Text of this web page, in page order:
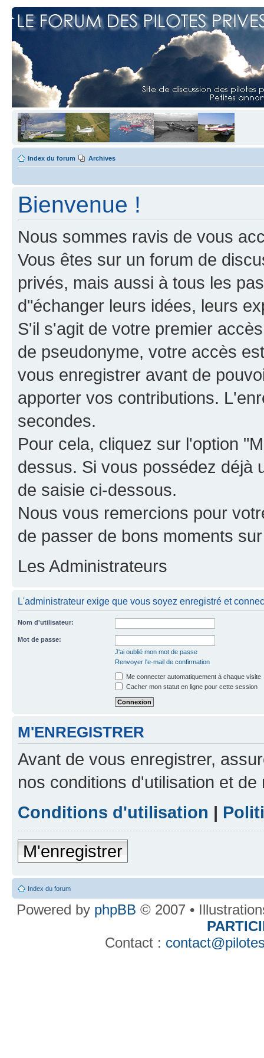
Index du forum Archives
Bienvenue !
Nous sommes ravis de vous
Vous êtes sur un forum de
privés, mais aussi à tous les
d"échanger leurs idées, leurs
S'il s'agit de votre premier
de pseudonyme, votre accès
vous enregistrer avant de
apporter vos contributions.
secondes.
Pour cela, cliquez sur l'option
dessus. Si vous possédez déjà
de saisie ci-dessous.
Nous vous remercions pour
de passer de bons moments
Les Administrateurs
L'administrateur exige que vous soyez enregistré et
Nom d'utilisateur:
Mot de passe:
J'ai oublié mon mot de passe
Renvoyer l'e-mail de confirmation
Me connecter automatiquement à chaque visite
Cacher mon statut en ligne pour cette session
M'ENREGISTRER
Avant de vous enregistrer,
nos conditions d'utilisation et
Conditions d'utilisation |
M'enregistrer
Index du forum
Powered by phpBB © 2007 •
Contact :